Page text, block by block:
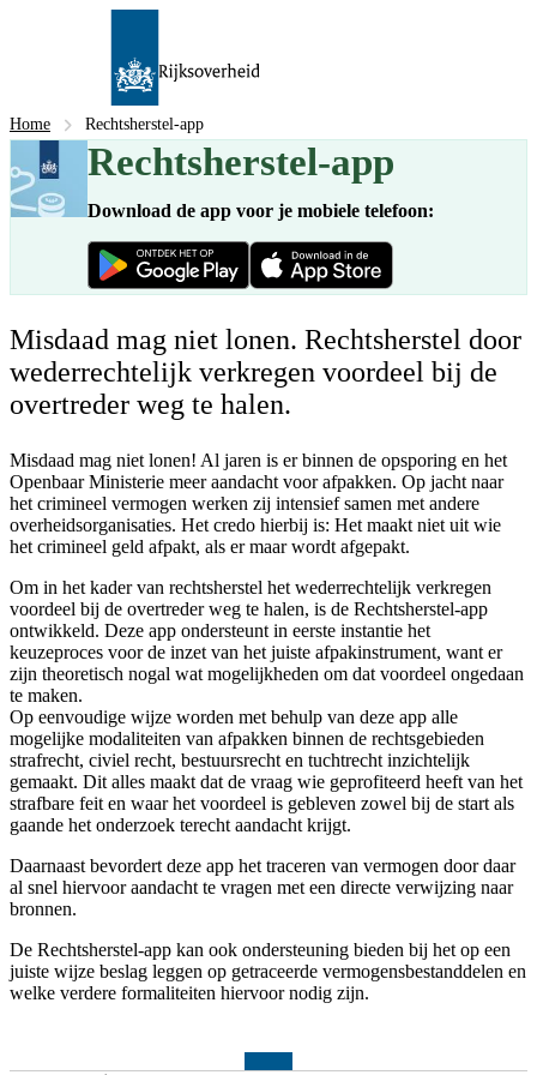
Home Rechtsherstel-app
Rechtsherstel-app
Download de app voor je mobiele telefoon:
Misdaad mag niet lonen. Rechtsherstel door
wederrechtelijk verkregen voordeel bij de
overtreder weg te halen.
Misdaad mag niet lonen! Al jaren is er binnen de opsporing en het
Openbaar Ministerie meer aandacht voor afpakken. Op jacht naar
het crimineel vermogen werken zij intensief samen met andere
overheidsorganisaties. Het credo hierbij is: Het maakt niet uit wie
het crimineel geld afpakt, als er maar wordt afgepakt.
Om in het kader van rechtsherstel het wederrechtelijk verkregen
voordeel bij de overtreder weg te halen, is de Rechtsherstel-app
ontwikkeld. Deze app ondersteunt in eerste instantie het
keuzeproces voor de inzet van het juiste afpakinstrument, want er
zijn theoretisch nogal wat mogelijkheden om dat voordeel ongedaan
te maken.
Op eenvoudige wijze worden met behulp van deze app alle
mogelijke modaliteiten van afpakken binnen de rechtsgebieden
strafrecht, civiel recht, bestuursrecht en tuchtrecht inzichtelijk
gemaakt. Dit alles maakt dat de vraag wie geprofiteerd heeft van het
strafbare feit en waar het voordeel is gebleven zowel bij de start als
gaande het onderzoek terecht aandacht krijgt.
Daarnaast bevordert deze app het traceren van vermogen door daar
al snel hiervoor aandacht te vragen met een directe verwijzing naar
bronnen.
De Rechtsherstel-app kan ook ondersteuning bieden bij het op een
juiste wijze beslag leggen op getraceerde vermogensbestanddelen en
welke verdere formaliteiten hiervoor nodig zijn.